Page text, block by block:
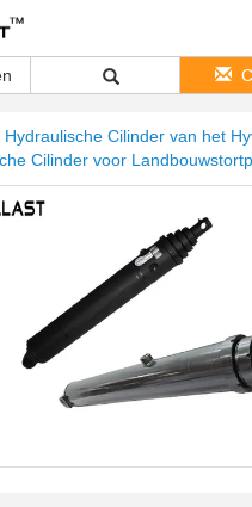
Cilinder van het
Cilinder voor